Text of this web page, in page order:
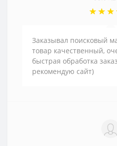
Заказывал поисковый
товар качественный,
быстрая обработка
рекомендую сайт)